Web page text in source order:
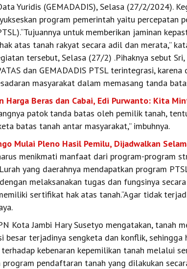
Yuridis (GEMADADIS), Selasa (27/2/2024).
program pemerintah yaitu percepatan
untuk memberikan jaminan
atas tanah rakyat secara adil dan merata,”
tersebut, Selasa (27/2) .Pihaknya sebut
dan GEMADADIS PTSL terintegrasi,
masyarakat dalam memasang tanda
Harga Beras dan Cabai, Edi Purwanto: Kita
patok tanda batas oleh pemilik tanah,
batas tanah antar masyarakat,” imbuhnya.
Mulai Pleno Hasil Pemilu, Dijadwalkan
menikmati manfaat dari program-program
yang daerahnya mendapatkan program
melaksanakan tugas dan fungsinya
sertifikat hak atas tanah.“Agar tidak
Kota Jambi Hary Susetyo mengatakan, tanah
besar terjadinya sengketa dan konflik, sehingga
kebenaran kepemilikan tanah melalui
program pendaftaran tanah yang dilakukan